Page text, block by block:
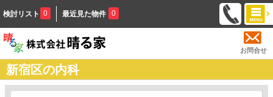
検討リスト 0 最近見た物件 0
お問合せ
新宿区の内科